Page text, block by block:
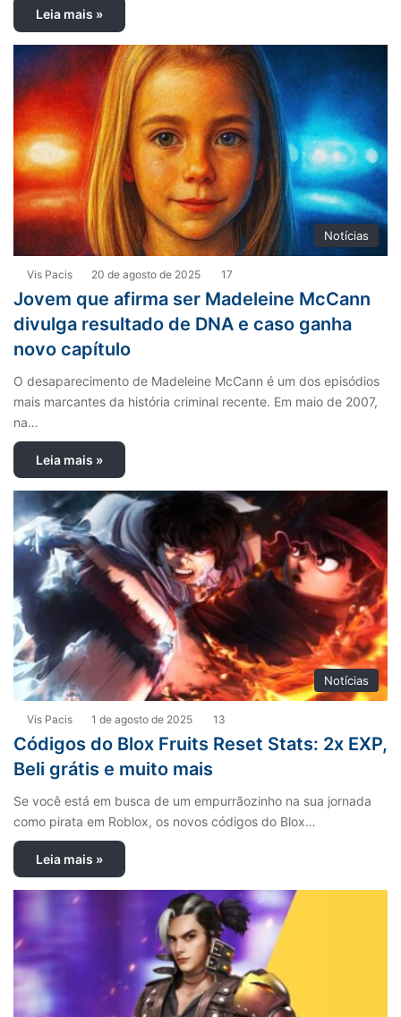
Leia mais »
Notícias
Vis Pacis 20 de agosto de 2025 17
Jovem que afirma ser Madeleine McCann
divulga resultado de DNA e caso ganha
novo capítulo
O desaparecimento de Madeleine McCann é um dos episódios
mais marcantes da história criminal recente. Em maio de 2007,
na…
Leia mais »
Notícias
Vis Pacis 1 de agosto de 2025 13
Códigos do Blox Fruits Reset Stats: 2x EXP,
Beli grátis e muito mais
Se você está em busca de um empurrãozinho na sua jornada
como pirata em Roblox, os novos códigos do Blox…
Leia mais »